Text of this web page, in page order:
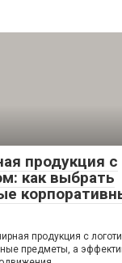
продукция с
как выбрать
продукция с
предметы, а